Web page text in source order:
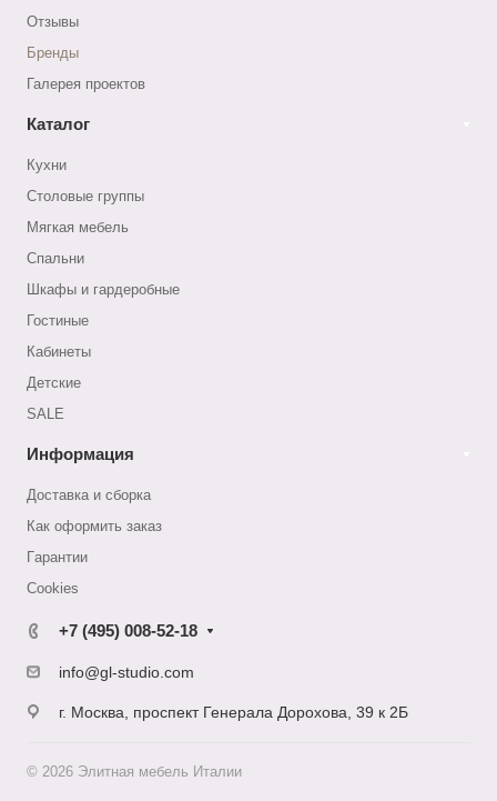
Отзывы
Бренды
Галерея проектов
Каталог
Кухни
Столовые группы
Мягкая мебель
Спальни
Шкафы и гардеробные
Гостиные
Кабинеты
Детские
SALE
Информация
Доставка и сборка
Как оформить заказ
Гapaнтии
Cookies
+7 (495) 008-52-18
info@gl-studio.com
г. Москва, проспект Генерала Дорохова, 39 к 2Б
© 2026 Элитнaя мeбeль Итaлии